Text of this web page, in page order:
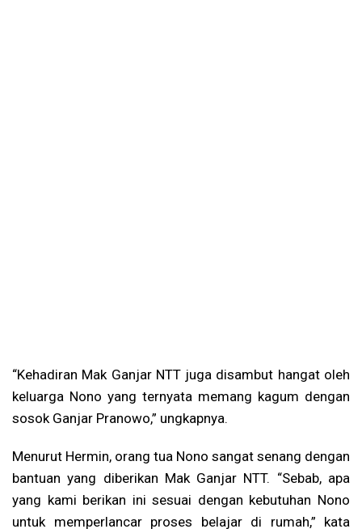
“Kehadiran Mak Ganjar NTT juga disambut hangat oleh
keluarga Nono yang ternyata memang kagum dengan
sosok Ganjar Pranowo,” ungkapnya.
Menurut Hermin, orang tua Nono sangat senang dengan
bantuan yang diberikan Mak Ganjar NTT. “Sebab, apa
yang kami berikan ini sesuai dengan kebutuhan Nono
untuk memperlancar proses belajar di rumah,” kata